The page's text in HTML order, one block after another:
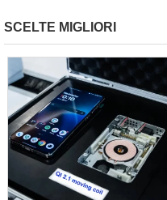
SCELTE MIGLIORI